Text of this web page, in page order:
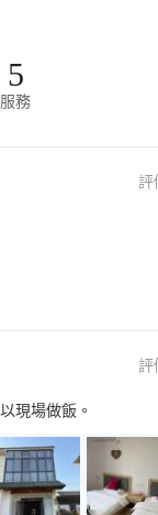
5
服務
評
評
現場做飯。